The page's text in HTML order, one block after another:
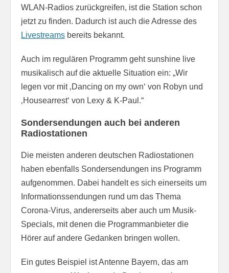
WLAN-Radios zurückgreifen, ist die Station schon
jetzt zu finden. Dadurch ist auch die Adresse des
Livestreams bereits bekannt.
Auch im regulären Programm geht sunshine live
musikalisch auf die aktuelle Situation ein: „Wir
legen vor mit ‚Dancing on my own‘ von Robyn und
‚Housearrest‘ von Lexy & K-Paul.“
Sondersendungen auch bei anderen
Radiostationen
Die meisten anderen deutschen Radiostationen
haben ebenfalls Sondersendungen ins Programm
aufgenommen. Dabei handelt es sich einerseits um
Informationssendungen rund um das Thema
Corona-Virus, andererseits aber auch um Musik-
Specials, mit denen die Programmanbieter die
Hörer auf andere Gedanken bringen wollen.
Ein gutes Beispiel ist Antenne Bayern, das am